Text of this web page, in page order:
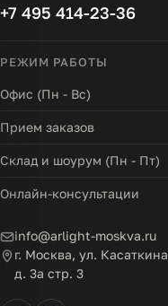
+7 495 414-23-36
РЕЖИМ РАБОТЫ
Офис (Пн - Вс)
Прием заказов
Склад и шоурум (Пн - Пт)
Онлайн-консультации
info@arlight-moskva.ru
г. Москва, ул. Касаткина
д. 3а стр. 3